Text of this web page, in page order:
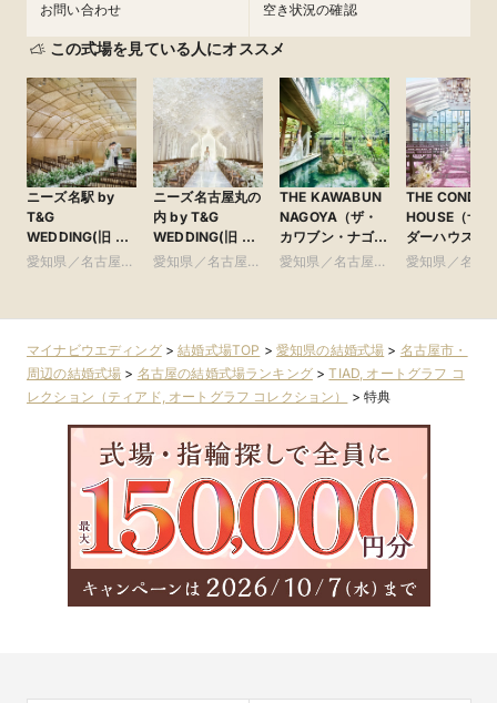
お問い合わせ 空き状況の確認
この式場を見ている人にオススメ
ニーズ名駅 by
T&G
WEDDING(旧 イ
ンフィニート 名
愛知県／名古屋
ニーズ名古屋丸の
内 by T&G
WEDDING(旧 ト
リフォーリア
愛知県／名古屋
THE KAWABUN
NAGOYA（ザ・
カワブン・ナゴ
ヤ） ●Plan・
愛知県／名古屋
THE CONDER
HOUSE（ザ
ダーハウス
●Plan・Do・
愛知県／名古
マイナビウエディング>結婚式場TOP > 愛知県の結婚式場 > 名古屋市・
周辺の結婚式場 > 名古屋の結婚式場ランキング>TIAD, オートグラフ コ
レクション（ティアド, オートグラフ コレクション）
> 特典